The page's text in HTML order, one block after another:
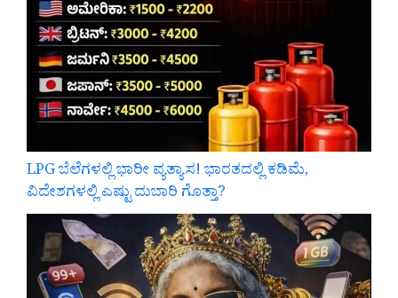
LPG ಬೆಲೆಗಳಲ್ಲಿ ಭಾರೀ ವ್ಯತ್ಯಾಸ! ಭಾರತದಲ್ಲಿ ಕಡಿಮೆ,
ವಿದೇಶಗಳಲ್ಲಿ ಎಷ್ಟು ದುಬಾರಿ ಗೊತ್ತಾ?